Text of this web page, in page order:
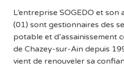
L’entreprise SOGEDO et son
(01) sont gestionnaires des
potable et d’assainissement
de Chazey-sur-Ain depuis
vient de renouveler sa